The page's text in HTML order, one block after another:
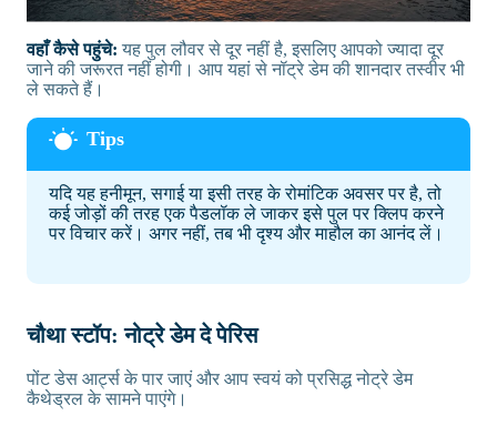
वहाँ कैसे पहुंचे:यह पुल लौवर से दूर नहीं है, इसलिए आपको ज्यादा दूर
जाने की जरूरत नहीं होगी। आप यहां से नॉट्रे डेम की शानदार तस्वीर भी
ले सकते हैं।
यदि यह हनीमून, सगाई या इसी तरह के रोमांटिक अवसर पर है, तो
कई जोड़ों की तरह एक पैडलॉक ले जाकर इसे पुल पर क्लिप करने
पर विचार करें। अगर नहीं, तब भी दृश्य और माहौल का आनंद लें।
चौथा स्टॉप: नोट्रे डेम दे पेरिस
पोंट डेस आर्ट्स के पार जाएं और आप स्वयं को प्रसिद्ध नोट्रे डेम
कैथेड्रल के सामने पाएंगे।